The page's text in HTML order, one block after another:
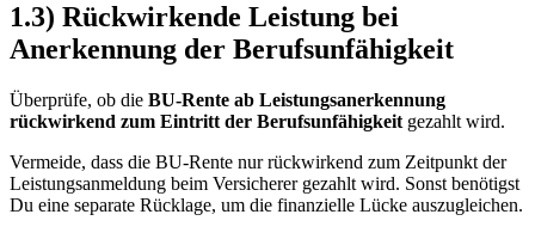
1.3) Rückwirkende Leistung bei
Anerkennung der Berufsunfähigkeit
Überprüfe, ob die BU-Rente ab Leistungsanerkennung
rückwirkend zum Eintritt der Berufsunfähigkeit gezahlt wird.
Vermeide, dass die BU-Rente nur rückwirkend zum Zeitpunkt der
Leistungsanmeldung beim Versicherer gezahlt wird. Sonst benötigst
Du eine separate Rücklage, um die finanzielle Lücke auszugleichen.